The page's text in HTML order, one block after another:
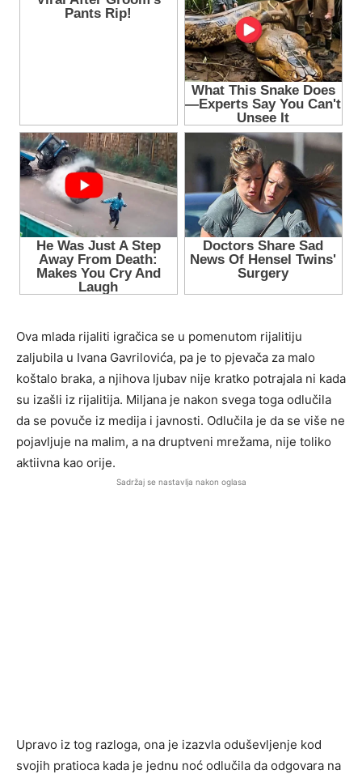
Ova mlada rijaliti igračica se u pomenutom rijalitiju
zaljubila u Ivana Gavrilovića, pa je to pjevača za malo
koštalo braka, a njihova ljubav nije kratko potrajala ni kada
su izašli iz rijalitija. Miljana je nakon svega toga odlučila
da se povuče iz medija i javnosti. Odlučila je da se više ne
pojavljuje na malim, a na druptveni mrežama, nije toliko
aktiivna kao orije.
Sadržaj se nastavlja nakon oglasa
Upravo iz tog razloga, ona je izazvla oduševljenje kod
svojih pratioca kada je jednu noć odlučila da odgovara na